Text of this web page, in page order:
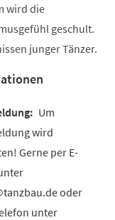
wird die
geschult.
junger Tänzer.
Um
wird
Gerne per E-
oder
unter